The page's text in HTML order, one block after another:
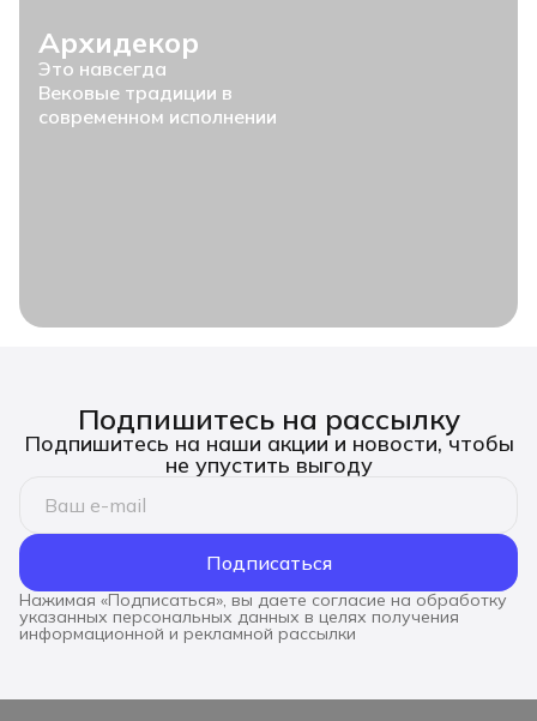
Архидекор
Это навсегда
Вековые традиции в
современном исполнении
Подпишитесь на рассылку
Подпишитесь на наши акции и новости, чтобы
не упустить выгоду
Подписаться
Нажимая «Подписаться», вы даете согласие на обработку
указанных персональных данных в целях получения
информационной и рекламной рассылки